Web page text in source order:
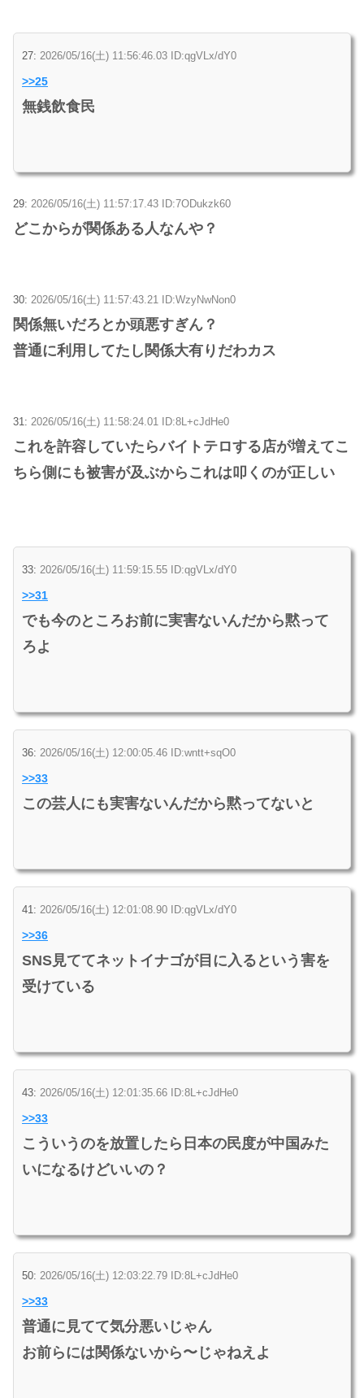
27: 2026/05/16(土) 11:56:46.03 ID:qgVLx/dY0
>>25
無銭飲食民
29: 2026/05/16(土) 11:57:17.43 ID:7ODukzk60
どこからが関係ある人なんや？
30: 2026/05/16(土) 11:57:43.21 ID:WzyNwNon0
関係無いだろとか頭悪すぎん？
普通に利用してたし関係大有りだわカス
31: 2026/05/16(土) 11:58:24.01 ID:8L+cJdHe0
これを許容していたらバイトテロする店が増えてこ
ちら側にも被害が及ぶからこれは叩くのが正しい
33: 2026/05/16(土) 11:59:15.55 ID:qgVLx/dY0
>>31
でも今のところお前に実害ないんだから黙って
ろよ
36: 2026/05/16(土) 12:00:05.46 ID:wntt+sqO0
>>33
この芸人にも実害ないんだから黙ってないと
41: 2026/05/16(土) 12:01:08.90 ID:qgVLx/dY0
>>36
SNS見ててネットイナゴが目に入るという害を
受けている
43: 2026/05/16(土) 12:01:35.66 ID:8L+cJdHe0
>>33
こういうのを放置したら日本の民度が中国みた
いになるけどいいの？
50: 2026/05/16(土) 12:03:22.79 ID:8L+cJdHe0
>>33
普通に見てて気分悪いじゃん
お前らには関係ないから〜じゃねえよ